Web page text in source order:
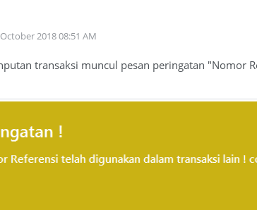
2018 08:51 AM
transaksi muncul pesan peringatan "Nomor